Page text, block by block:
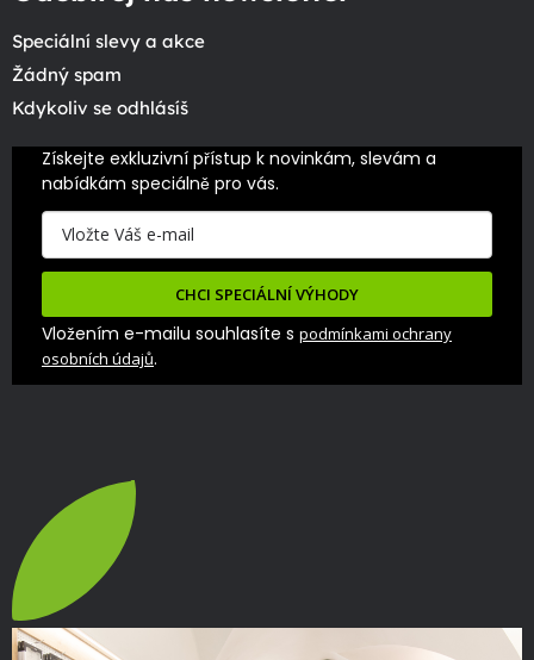
Speciální slevy a akce
Žádný spam
Kdykoliv se odhlásíš
Získejte exkluzivní přístup k novinkám, slevám a
nabídkám speciálně pro vás.
CHCI SPECIÁLNÍ VÝHODY
Vložením e-mailu souhlasíte s podmínkami ochrany
osobních údajů.